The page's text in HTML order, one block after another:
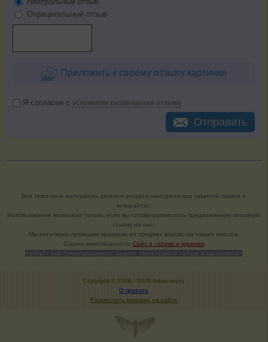
Отрицательный отзыв
Приложить к своему отзыву картинки
Я согласен с условиями размещения отзыва
Отправить
Все текстовые материалы данного ресурса находятся под защитой закона о
копирайтах.
Использование возможно только, если вы готовы разместить предложенную активную
ссылку на нас.
Мы регулярно проводим проверки на предмет воровства наших текстов.
Cсылка www.tabacum.ru Сайт о табаке и курении
<a href="http://www.tabacum.ru" target=_blank>Сайт о табаке и курении</a>
Copyright © 2006 - 2026 tabacum.ru
О проекте
Разместить рекламу на сайте